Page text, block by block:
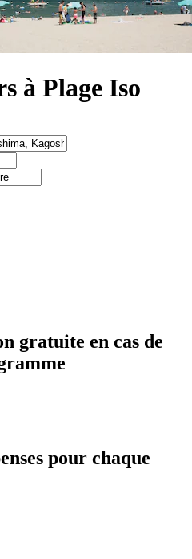
à Plage Iso
gratuite en cas de
pour chaque